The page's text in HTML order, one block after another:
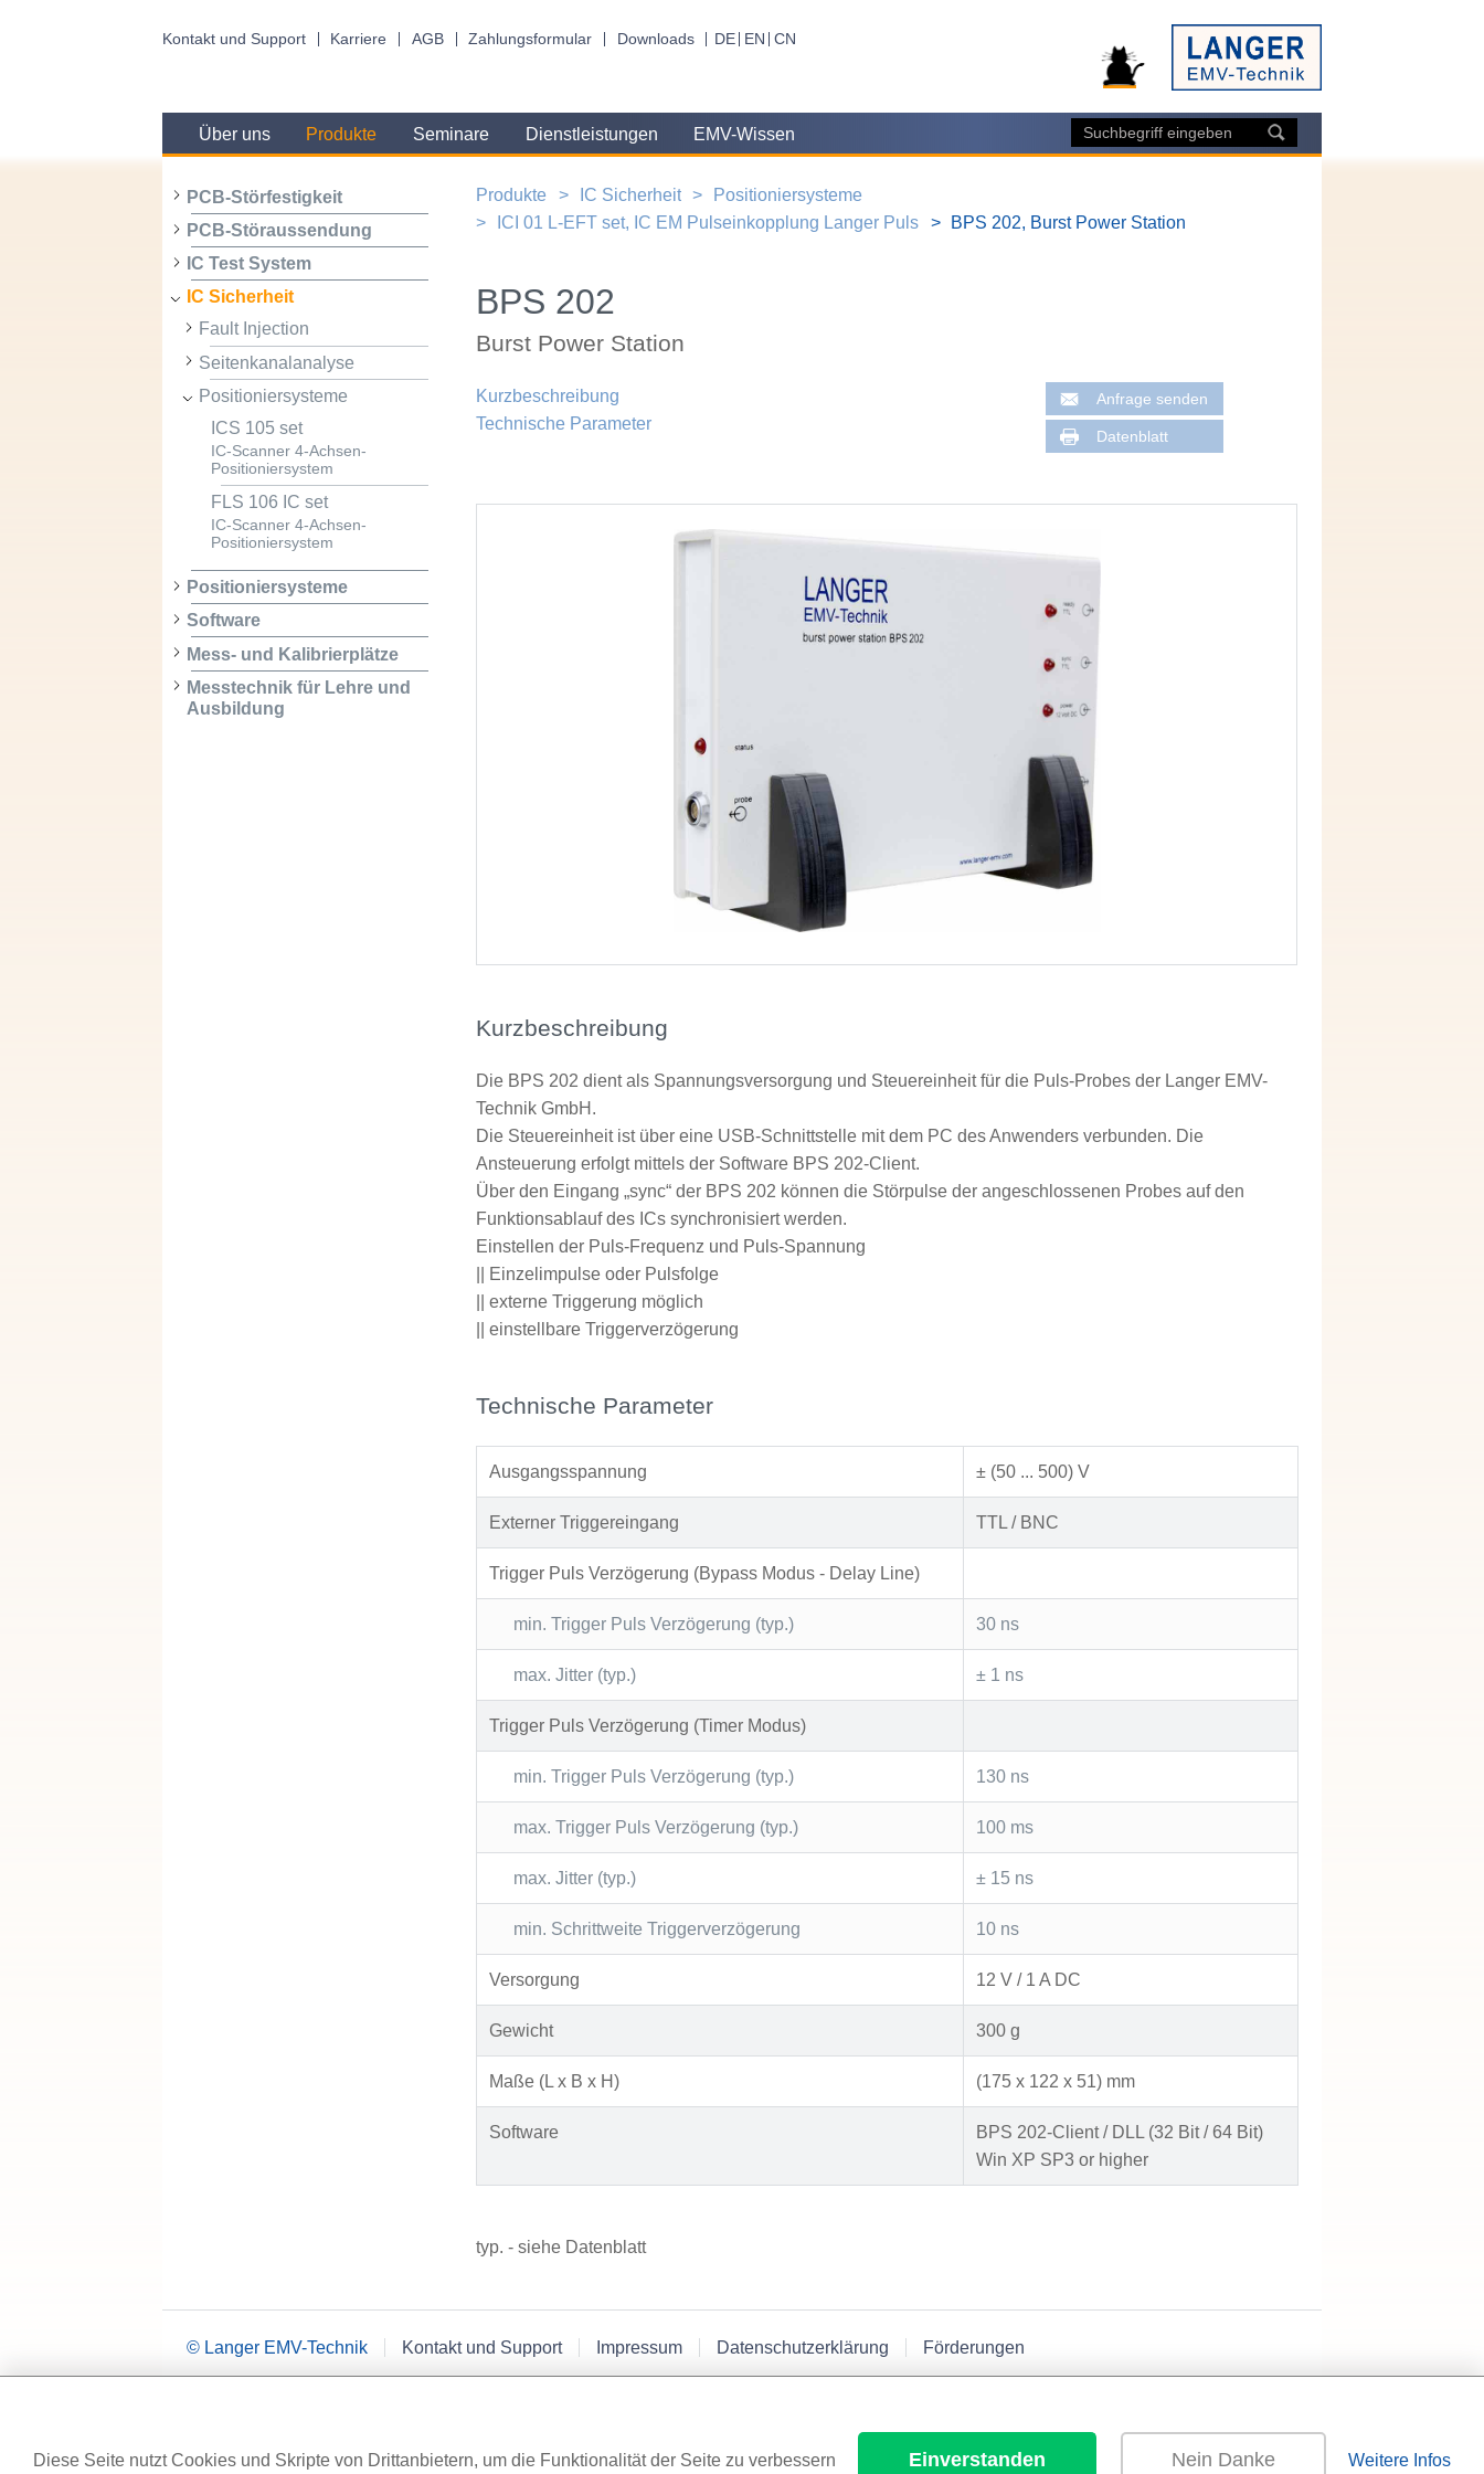
Kontakt und Support Karriere AGB Zahlungsformular Downloads DE EN CN
Über uns Produkte Seminare Dienstleistungen EMV-Wissen
PCB-Störfestigkeit
PCB-Störaussendung
IC Test System
IC Sicherheit
Fault Injection
Seitenkanalanalyse
Positioniersysteme
ICS 105 set
IC-Scanner 4-Achsen-
Positioniersystem
FLS 106 IC set
IC-Scanner 4-Achsen-
Positioniersystem
Positioniersysteme
Software
Mess- und Kalibrierplätze
Messtechnik für Lehre und
Ausbildung
Produkte IC Sicherheit
Positioniersysteme
ICI 01 L-EFT set, IC EM Pulseinkopplung Langer Puls
BPS 202, Burst Power Station
BPS 202
Burst Power Station
Kurzbeschreibung
Technische Parameter
Anfrage senden
Datenblatt
Kurzbeschreibung
Die BPS 202 dient als Spannungsversorgung und Steuereinheit für die Puls-Probes der Langer EMV-
Technik GmbH.
Die Steuereinheit ist über eine USB-Schnittstelle mit dem PC des Anwenders verbunden. Die
Ansteuerung erfolgt mittels der Software BPS 202-Client.
Über den Eingang „sync“ der BPS 202 können die Störpulse der angeschlossenen Probes auf den
Funktionsablauf des ICs synchronisiert werden.
Einstellen der Puls-Frequenz und Puls-Spannung
|| Einzelimpulse oder Pulsfolge
|| externe Triggerung möglich
|| einstellbare Triggerverzögerung
Technische Parameter
Ausgangsspannung ± (50 ... 500) V
Externer Triggereingang TTL / BNC
Trigger Puls Verzögerung (Bypass Modus - Delay Line)
min. Trigger Puls Verzögerung (typ.) 30 ns
max. Jitter (typ.) ± 1 ns
Trigger Puls Verzögerung (Timer Modus)
min. Trigger Puls Verzögerung (typ.) 130 ns
max. Trigger Puls Verzögerung (typ.) 100 ms
max. Jitter (typ.) ± 15 ns
min. Schrittweite Triggerverzögerung 10 ns
Versorgung 12 V / 1 A DC
Gewicht 300 g
Maße (L x B x H) (175 x 122 x 51) mm
Software
BPS 202-Client / DLL (32 Bit / 64 Bit)
Win XP SP3 or higher
typ. - siehe Datenblatt
© Langer EMV-Technik Kontakt und Support Impressum Datenschutzerklärung Förderungen
Diese Seite nutzt Cookies und Skripte von Drittanbietern, um die Funktionalität der Seite zu verbessern Einverstanden Nein Danke Weitere Infos